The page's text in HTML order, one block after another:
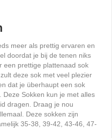
meer als prettig ervaren en
doordat je bij de tenen niks
een prettige plattenaad sok
deze sok met veel plezier
dat je überhaupt een sok
Sokken kun je met alles
dragen. Draag je nou
Deze sokken zijn
35-38, 39-42, 43-46, 47-